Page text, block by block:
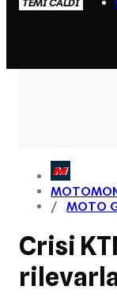
TEMI CALDI
MOTO
Crisi